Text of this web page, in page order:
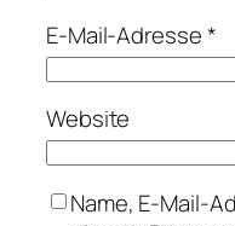
E-Mail-Adresse*
Website
Name, E-Mail-